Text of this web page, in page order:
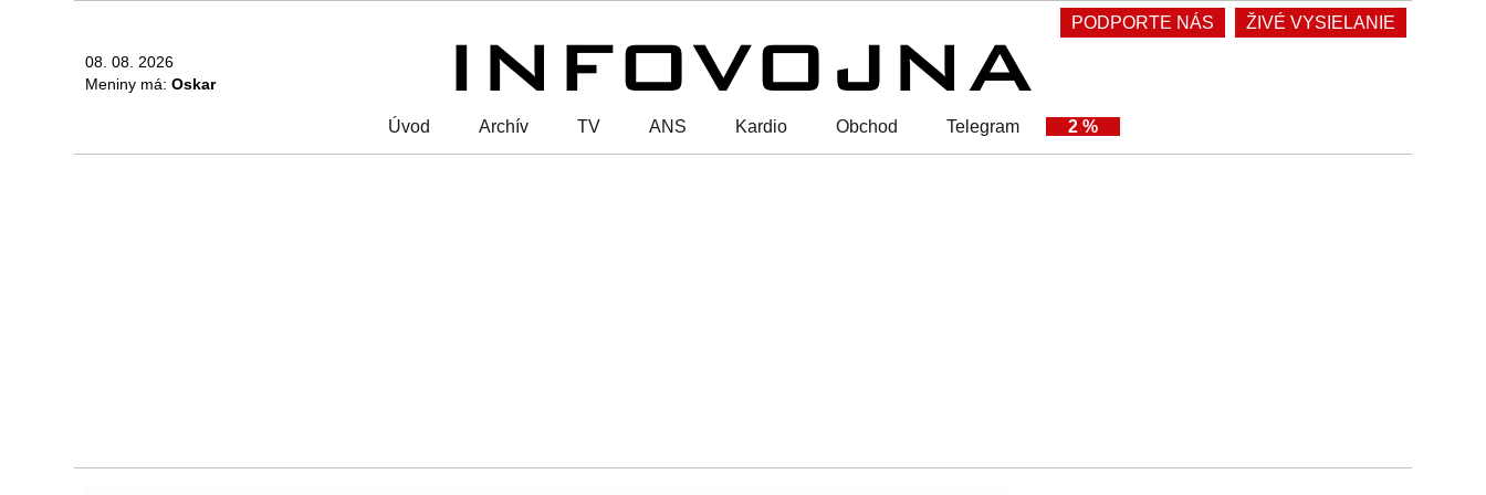
PODPORTE NÁS ŽIVÉ VYSIELANIE
08. 08. 2026
Meniny má: Oskar
Úvod Archív TV ANS Kardio Obchod Telegram 2 %